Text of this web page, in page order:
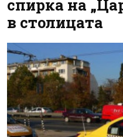
спирка на
в столицата